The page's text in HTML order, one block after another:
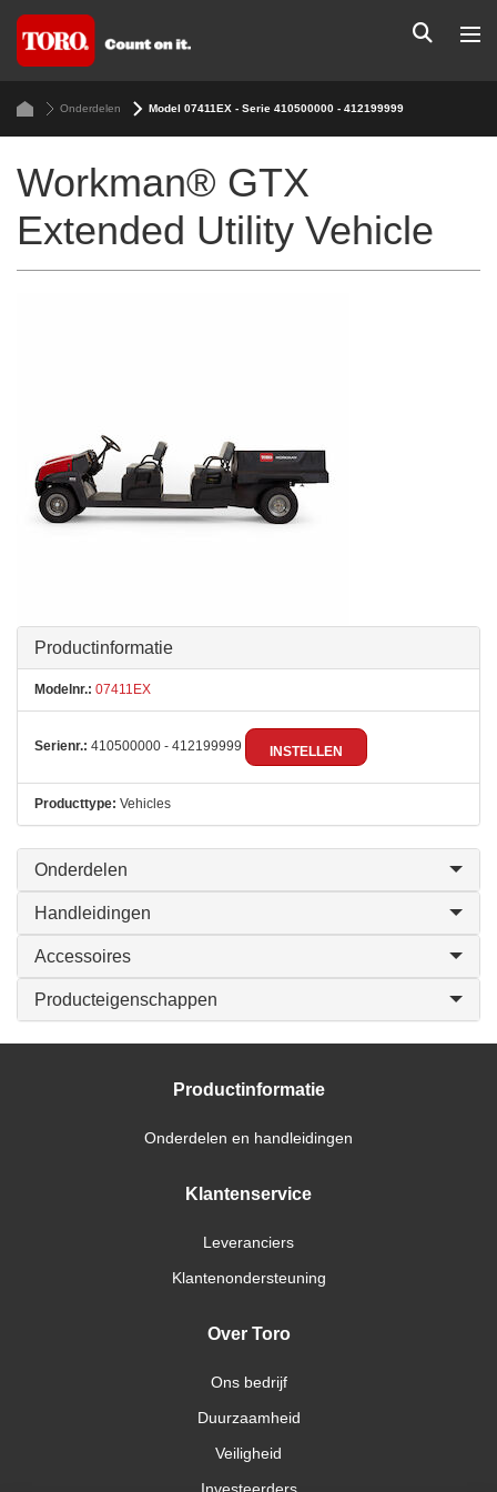
Onderdelen Model 07411EX - Serie 410500000 - 412199999
Workman® GTX
Extended Utility Vehicle
Productinformatie
Modelnr.: 07411EX
Serienr.: 410500000 - 412199999 INSTELLEN
Producttype: Vehicles
Onderdelen
Handleidingen
Accessoires
Producteigenschappen
Productinformatie
Onderdelen en handleidingen
Klantenservice
Leveranciers
Klantenondersteuning
Over Toro
Ons bedrijf
Duurzaamheid
Veiligheid